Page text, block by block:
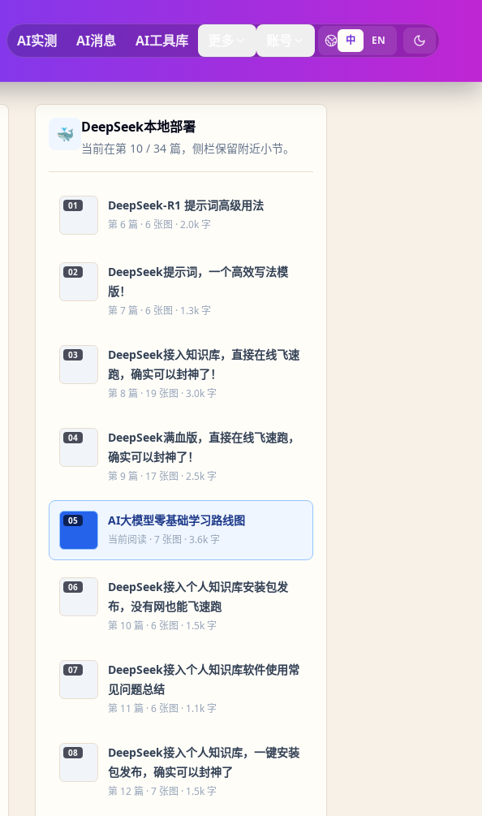
AI实测 AI消息 AI工具库 中 EN 切换为暗黑
🐳 DeepSeek本地部署
当前在第 10 / 34 篇，侧栏保留附近小节。
01 DeepSeek-R1 提示词高级用法
第 6 篇 · 6 张图 · 2.0k 字
02
DeepSeek提示词，一个高效写法模
版！
第 7 篇 · 6 张图 · 1.3k 字
03
DeepSeek接入知识库，直接在线飞速
跑，确实可以封神了！
第 8 篇 · 19 张图 · 3.0k 字
04
DeepSeek满血版，直接在线飞速跑，
确实可以封神了！
第 9 篇 · 17 张图 · 2.5k 字
05 AI大模型零基础学习路线图
当前阅读 · 7 张图 · 3.6k 字
06
DeepSeek接入个人知识库安装包发
布，没有网也能飞速跑
第 10 篇 · 6 张图 · 1.5k 字
07
DeepSeek接入个人知识库软件使用常
见问题总结
第 11 篇 · 6 张图 · 1.1k 字
08
DeepSeek接入个人知识库，一键安装
包发布，确实可以封神了
第 12 篇 · 7 张图 · 1.5k 字